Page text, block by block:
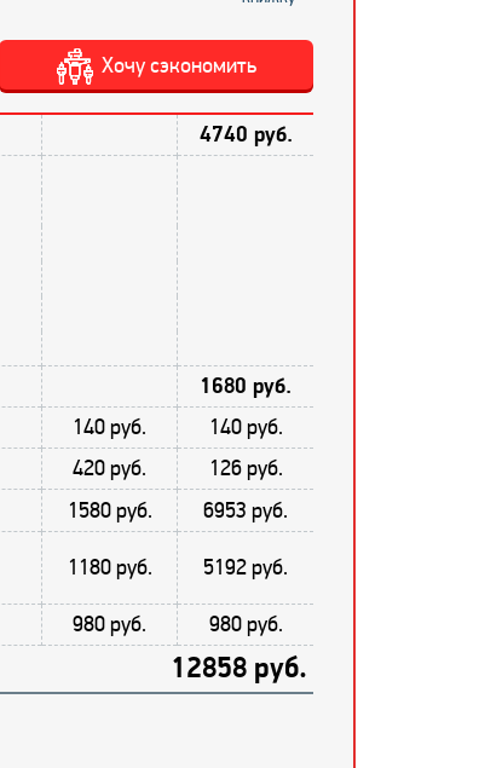
Хочу сэкономить
4740 руб.
1680 руб.
140 руб.
140 руб.
420 руб.
126 руб.
1580 руб.
6953 руб.
1180 руб. 5192 руб.
980 руб. 980 руб.
12858 руб.